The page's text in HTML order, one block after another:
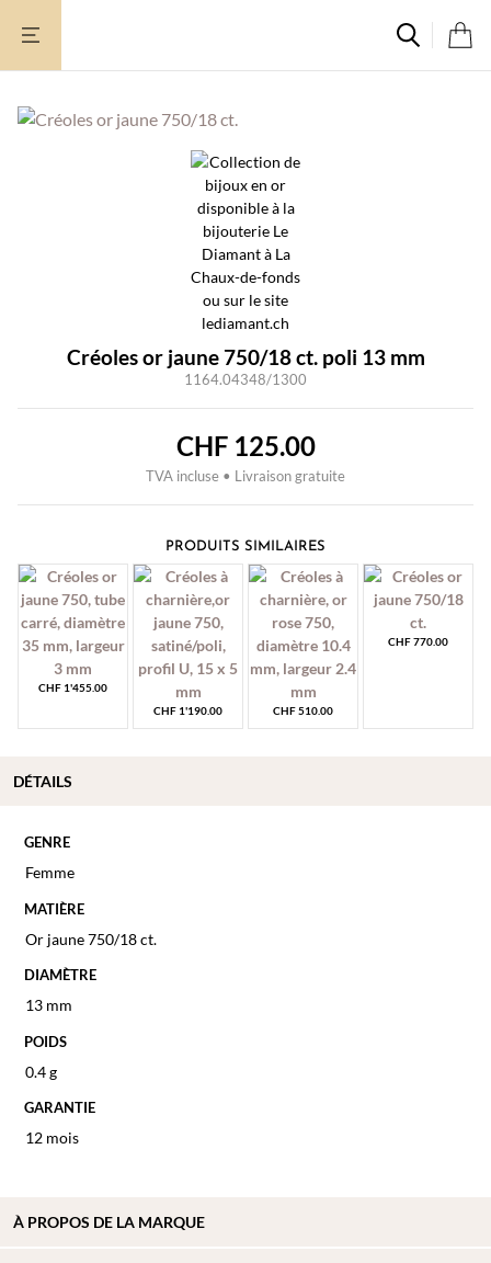
Créoles or jaune 750/18 ct. poli 13 mm
1164.04348/1300
CHF125.00
TVA incluse • Livraison gratuite
PRODUITS SIMILAIRES
CHF 1'455.00
CHF 1'190.00 CHF510.00
CHF770.00
GENRE
Femme
MATIÈRE
Or jaune 750/18 ct.
DIAMÈTRE
13 mm
POIDS
0.4 g
GARANTIE
12 mois
DÉTAILS
À PROPOS DE LA MARQUE